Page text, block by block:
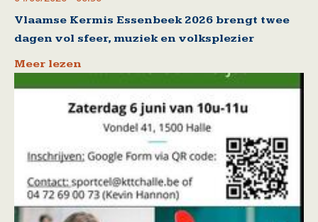
Vlaamse Kermis Essenbeek 2026 brengt twee
dagen vol sfeer, muziek en volksplezier
Meer lezen